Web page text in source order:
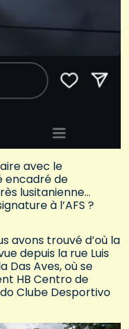
avec le
encadré de
lusitanienne…
à l’AFS ?
avons trouvé d’où la
depuis la rue Luis
Das Aves, où se
HB Centro de
do Clube Desportivo